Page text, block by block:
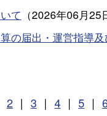
て （2026年06月25
の届出・運営指導
2 | 3 | 4 | 5 |